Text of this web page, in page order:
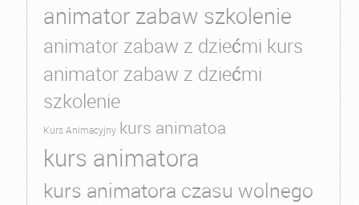
animator zabaw szkolenie
animator zabaw z dziećmi kurs
animator zabaw z dziećmi
szkolenie
Kurs Animacyjny kurs animatoa
kurs animatora
kurs animatora czasu wolnego